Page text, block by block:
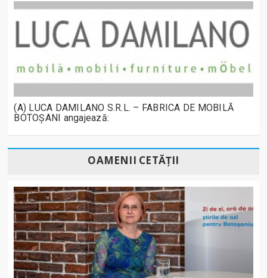
(A) LUCA DAMILANO S.R.L. – FABRICA DE MOBILĂ
BOTOȘANI angajează:
OAMENII CETĂȚII